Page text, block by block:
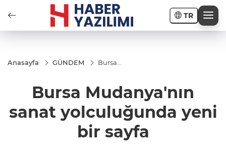
TR
Anasayfa GÜNDEM
Bursa
yolculuğunda
yeni bir sayfa
Bursa Mudanya'nın
sanat yolculuğunda yeni
bir sayfa